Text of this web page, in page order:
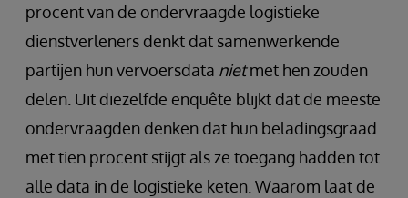
procent van de ondervraagde logistieke
dienstverleners denkt dat samenwerkende
partijen hun vervoersdata nietmet hen zouden
delen. Uit diezelfde enquête blijkt dat de meeste
ondervraagden denken dat hun beladingsgraad
met tien procent stijgt als ze toegang hadden tot
alle data in de logistieke keten. Waarom laat de